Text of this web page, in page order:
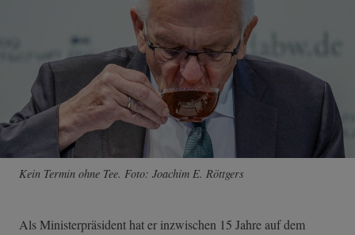
Kein Termin ohne Tee. Foto: Joachim E. Röttgers
Als Ministerpräsident hat er inzwischen 15 Jahre auf dem